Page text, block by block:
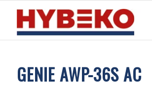
GENIE AWP-36S AC